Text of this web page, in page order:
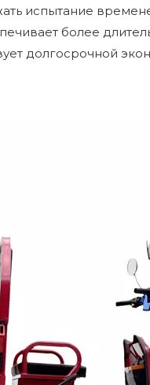
испытание
более
долгосрочной